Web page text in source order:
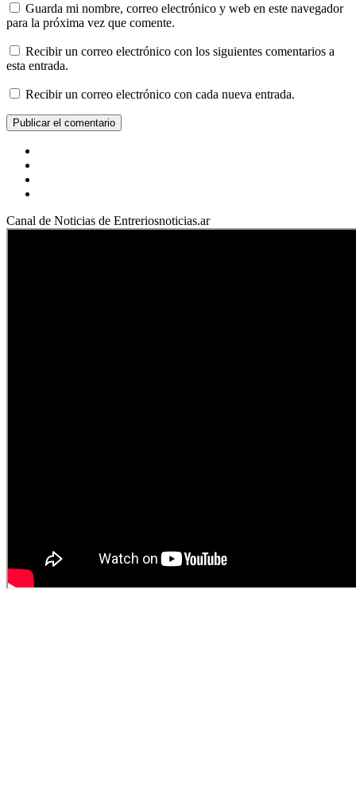
Guarda mi nombre, correo electrónico y web en este navegador
para la próxima vez que comente.
Recibir un correo electrónico con los siguientes comentarios a
esta entrada.
Recibir un correo electrónico con cada nueva entrada.
Canal de Noticias de Entreriosnoticias.ar